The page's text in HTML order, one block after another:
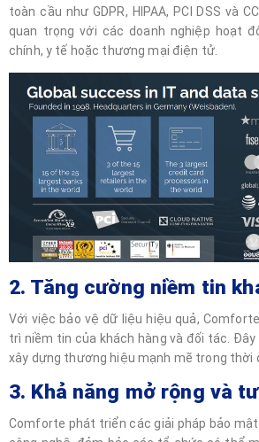
toàn cầu như GDPR, HIPAA, PCI DSS và
quan trọng với các doanh nghiệp hoạt
chính, y tế hoặc thương mại điện tử.
2. Tăng cường niềm tin
Với việc bảo vệ dữ liệu hiệu quả,
trì niềm tin của khách hàng và đối tác.
xây dựng thương hiệu mạnh mẽ trong thời
3. Khả năng mở rộng và
Comforte phát triển các giải pháp bảo